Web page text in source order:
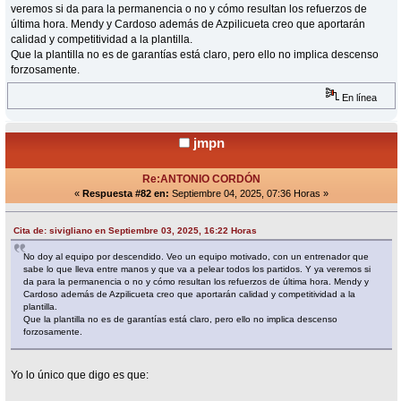
veremos si da para la permanencia o no y cómo resultan los refuerzos de
última hora. Mendy y Cardoso además de Azpilicueta creo que aportarán
calidad y competitividad a la plantilla.
Que la plantilla no es de garantías está claro, pero ello no implica descenso
forzosamente.
En línea
jmpn
Re:ANTONIO CORDÓN
« Respuesta #82 en: Septiembre 04, 2025, 07:36 Horas »
Cita de: sivigliano en Septiembre 03, 2025, 16:22 Horas
No doy al equipo por descendido. Veo un equipo motivado, con un entrenador que
sabe lo que lleva entre manos y que va a pelear todos los partidos. Y ya veremos si
da para la permanencia o no y cómo resultan los refuerzos de última hora. Mendy y
Cardoso además de Azpilicueta creo que aportarán calidad y competitividad a la
plantilla.
Que la plantilla no es de garantías está claro, pero ello no implica descenso
forzosamente.
Yo lo único que digo es que: